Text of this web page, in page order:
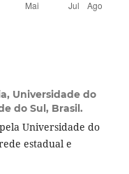
Universidade do
do Sul, Brasil.
Universidade do
estadual e